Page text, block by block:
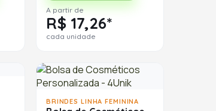
A partir de
R$ 17,26*
cada unidade
BRINDES LINHA FEMININA